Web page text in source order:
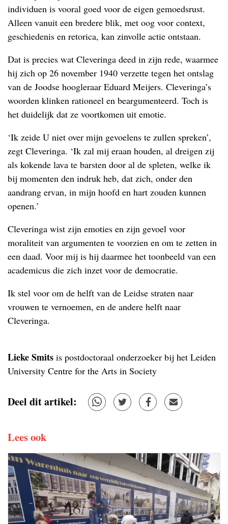
individuen is vooral goed voor de eigen gemoedsrust.
Alleen vanuit een bredere blik, met oog voor context,
geschiedenis en retorica, kan zinvolle actie ontstaan.
Dat is precies wat Cleveringa deed in zijn rede, waarmee
hij zich op 26 november 1940 verzette tegen het ontslag
van de Joodse hoogleraar Eduard Meijers. Cleveringa’s
woorden klinken rationeel en beargumenteerd. Toch is
het duidelijk dat ze voortkomen uit emotie.
‘Ik zeide U niet over mijn gevoelens te zullen spreken’,
zegt Cleveringa. ‘Ik zal mij eraan houden, al dreigen zij
als kokende lava te barsten door al de spleten, welke ik
bij momenten den indruk heb, dat zich, onder den
aandrang ervan, in mijn hoofd en hart zouden kunnen
openen.’
Cleveringa wist zijn emoties en zijn gevoel voor
moraliteit van argumenten te voorzien en om te zetten in
een daad. Voor mij is hij daarmee het toonbeeld van een
academicus die zich inzet voor de democratie.
Ik stel voor om de helft van de Leidse straten naar
vrouwen te vernoemen, en de andere helft naar
Cleveringa.
Lieke Smits is postdoctoraal onderzoeker bij het Leiden
University Centre for the Arts in Society
Deel dit artikel:
Lees ook